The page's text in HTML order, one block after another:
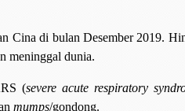
Cina di bulan Desember 2019.
meninggal dunia.
(severe acute respiratory
mumps/gondong.